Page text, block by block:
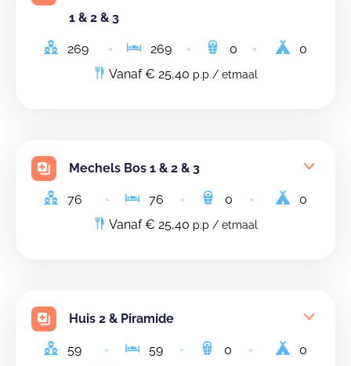
1 & 2 & 3
269 269 0
0
Vanaf € 25,40 p.p / etmaal
Mechels Bos 1 & 2 & 3
76 76 0
0
Vanaf € 25,40 p.p / etmaal
Huis 2 & Piramide
59 59 0
0